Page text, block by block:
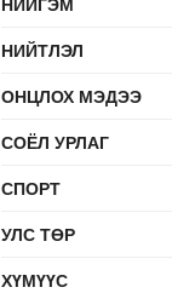
НИЙТЛЭЛ
ОНЦЛОХ МЭДЭЭ
СОЁЛ УРЛАГ
СПОРТ
УЛС ТӨР
ХҮМҮҮС